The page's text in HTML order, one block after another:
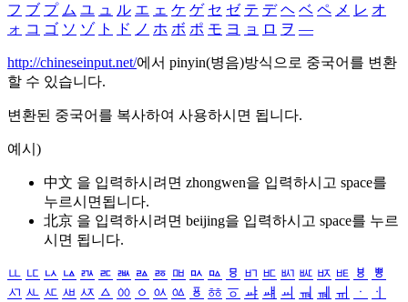
フ ブ プ ム ユ ュ ル エ ェ ケ ゲ セ ゼ テ デ ヘ ベ ペ メ レ オ
ォ コ ゴ ソ ゾ ト ド ノ ホ ボ ポ モ ヨ ョ ロ ヲ ―
http://chineseinput.net/에서 pinyin(병음)방식으로 중국어를 변환
할 수 있습니다.
변환된 중국어를 복사하여 사용하시면 됩니다.
예시)
中文 을 입력하시려면 zhongwen을 입력하시고 space를
누르시면됩니다.
北京 을 입력하시려면 beijing을 입력하시고 space를 누르
시면 됩니다.
ㅥ ㅦ ㅧ ㅨ ㅩ ㅪ ㅫ ㅬ ㅭ ㅮ ㅯ ㅰ ㅱ ㅲ ㅳ ㅴ ㅵ ㅶ ㅷ ㅸ
ㅹ
ㅺ ㅻ ㅼ ㅽ ㅾ ㅿ ㆀ ㆁ ㆂ ㆃ ㆄ ㆅ ㆆ ㆇ ㆈ ㆉ ㆊ ㆋ ㆌ ㆍ
ㆎ